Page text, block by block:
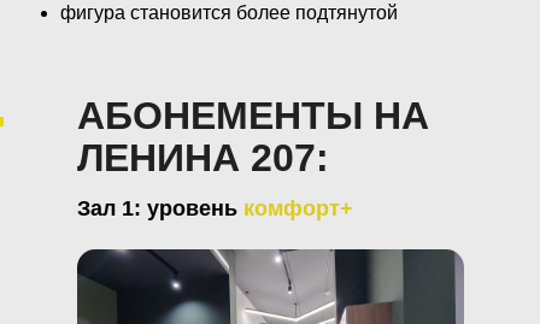
фигура становится более подтянутой
Зал 1: уровень комфорт+
АБОНЕМЕНТЫ НА
ЛЕНИНА 207: